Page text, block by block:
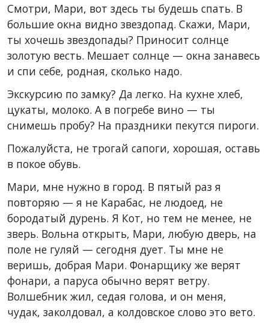
Смотри, Мари, вот здесь ты будешь спать. В
большие окна видно звездопад. Скажи, Мари,
ты хочешь звездопады? Приносит солнце
золотую весть. Мешает солнце — окна занавесь
и спи себе, родная, сколько надо.
Экскурсию по замку? Да легко. На кухне хлеб,
цукаты, молоко. А в погребе вино — ты
снимешь пробу? На праздники пекутся пироги.
Пожалуйста, не трогай сапоги, хорошая, оставь
в покое обувь.
Мари, мне нужно в город. В пятый раз я
повторяю — я не Карабас, не людоед, не
бородатый дурень. Я Кот, но тем не менее, не
зверь. Вольна открыть, Мари, любую дверь, на
поле не гуляй — сегодня дует. Ты мне не
веришь, добрая Мари. Фонарщику же верят
фонари, а паруса обычно верят ветру.
Волшебник жил, седая голова, и он меня,
чудак, заколдовал, а колдовское слово это вето.